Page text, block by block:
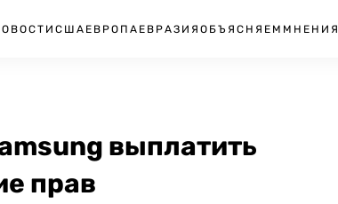
США ЕВРОПА ЕВРАЗИЯ ОБЪЯСНЯЕМ МНЕНИЯ
выплатить
прав